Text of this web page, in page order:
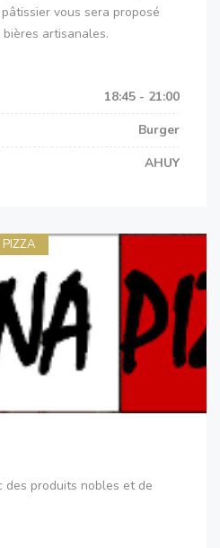
vous sera proposé
artisanales.
18:45 - 21:00
Burger
AHUY
PIZZA
des produits nobles et de